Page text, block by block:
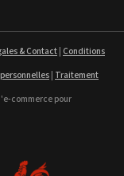
& Contact| Conditions
| Traitement
commerce pour